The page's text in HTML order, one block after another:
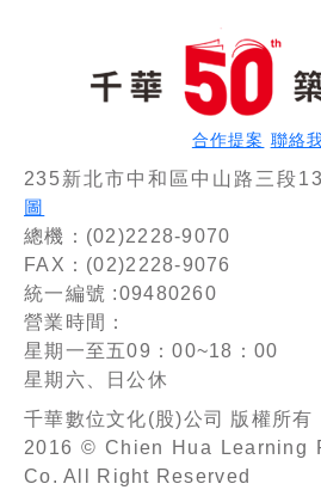
題綱要撰
寫，濃縮
解，培養
即戰力，
最適合短
期衝刺！
合作提案 聯絡
235新北市中和區中山路三段
圖
總機：(02)2228-9070
FAX：(02)2228-9076
統一編號 :09480260
營業時間：
星期一至五09：00~18：00
星期六、日公休
千華數位文化(股)公司 版權所有
2016 © Chien Hua Learning
Co. All Right Reserved